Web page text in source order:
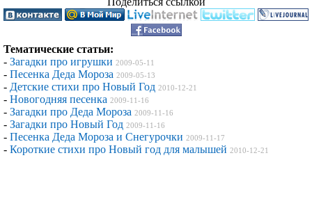
Тематические статьи:
- Загадки про игрушки 2009-05-11
- Песенка Деда Мороза 2009-05-13
- Детские стихи про Новый Год 2010-12-21
- Новогодняя песенка 2009-11-16
- Загадки про Деда Мороза 2009-11-16
- Загадки про Новый Год 2009-11-16
- Песенка Деда Мороза и Снегурочки 2009-11-17
- Короткие стихи про Новый год для малышей 2010-12-21